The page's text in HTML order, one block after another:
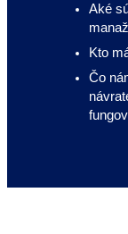
Aké
Kto
Čo